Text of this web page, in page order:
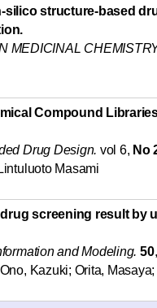
silico structure-based
MEDICINAL
Compound
Drug Design. vol 6, No
Masami
screening result by
and Modeling. 50
Kazuki; Orita,